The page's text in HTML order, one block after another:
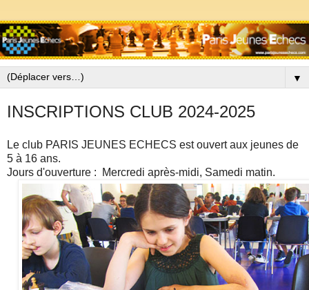
▼
INSCRIPTIONS CLUB 2024-2025
Le club PARIS JEUNES ECHECS est ouvert aux jeunes de
5 à 16 ans.
Jours d'ouverture :
Mercredi après-midi, Samedi matin.